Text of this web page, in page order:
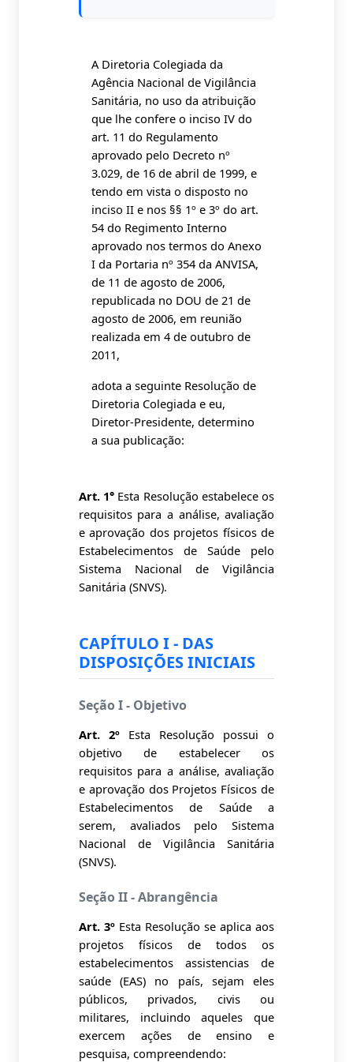
A Diretoria Colegiada da
Agência Nacional de Vigilância
Sanitária, no uso da atribuição
que lhe confere o inciso IV do
art. 11 do Regulamento
aprovado pelo Decreto nº
3.029, de 16 de abril de 1999, e
tendo em vista o disposto no
inciso II e nos §§ 1º e 3º do art.
54 do Regimento Interno
aprovado nos termos do Anexo
I da Portaria nº 354 da ANVISA,
de 11 de agosto de 2006,
republicada no DOU de 21 de
agosto de 2006, em reunião
realizada em 4 de outubro de
2011,
adota a seguinte Resolução de
Diretoria Colegiada e eu,
Diretor-Presidente, determino
a sua publicação:
Art. 1°Esta Resolução estabelece os
requisitos para a análise, avaliação
e aprovação dos projetos físicos de
Estabelecimentos de Saúde pelo
Sistema Nacional de Vigilância
Sanitária (SNVS).
CAPÍTULO I - DAS
DISPOSIÇÕES INICIAIS
Seção I - Objetivo
Art. 2ºEsta Resolução possui o
objetivo de estabelecer os
requisitos para a análise, avaliação
e aprovação dos Projetos Físicos de
Estabelecimentos de Saúde a
serem, avaliados pelo Sistema
Nacional de Vigilância Sanitária
(SNVS).
Seção II - Abrangência
Art. 3ºEsta Resolução se aplica aos
projetos físicos de todos os
estabelecimentos assistencias de
saúde (EAS) no país, sejam eles
públicos, privados, civis ou
militares, incluindo aqueles que
exercem ações de ensino e
pesquisa, compreendendo: